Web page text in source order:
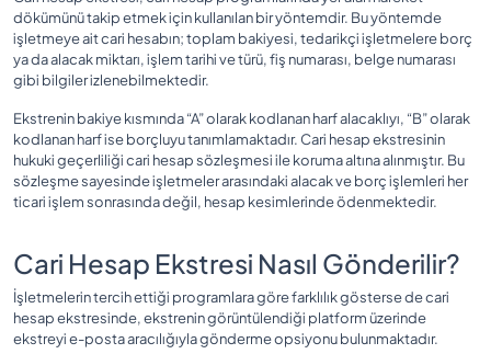
dökümünü takip etmek için kullanılan bir yöntemdir. Bu yöntemde
işletmeye ait cari hesabın; toplam bakiyesi, tedarikçi işletmelere borç
ya da alacak miktarı, işlem tarihi ve türü, fiş numarası, belge numarası
gibi bilgiler izlenebilmektedir.
Ekstrenin bakiye kısmında “A” olarak kodlanan harf alacaklıyı, “B” olarak
kodlanan harf ise borçluyu tanımlamaktadır. Cari hesap ekstresinin
hukuki geçerliliği cari hesap sözleşmesi ile koruma altına alınmıştır. Bu
sözleşme sayesinde işletmeler arasındaki alacak ve borç işlemleri her
ticari işlem sonrasında değil, hesap kesimlerinde ödenmektedir.
Cari Hesap Ekstresi Nasıl Gönderilir?
İşletmelerin tercih ettiği programlara göre farklılık gösterse de cari
hesap ekstresinde, ekstrenin görüntülendiği platform üzerinde
ekstreyi e-posta aracılığıyla gönderme opsiyonu bulunmaktadır.